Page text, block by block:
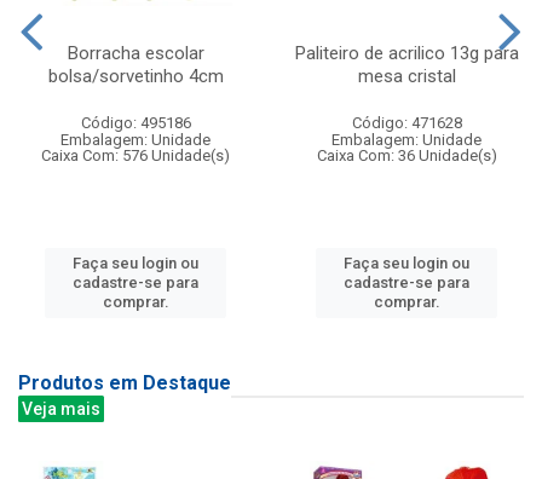
Borracha escolar
bolsa/sorvetinho 4cm
Código: 495186
Embalagem: Unidade
Caixa Com: 576 Unidade(s)
Faça seu login ou
cadastre-se para
comprar.
Paliteiro de acrilico 13g para
mesa cristal
Código: 471628
Embalagem: Unidade
Caixa Com: 36 Unidade(s)
Faça seu login ou
cadastre-se para
comprar.
Produtos em Destaque
Veja mais